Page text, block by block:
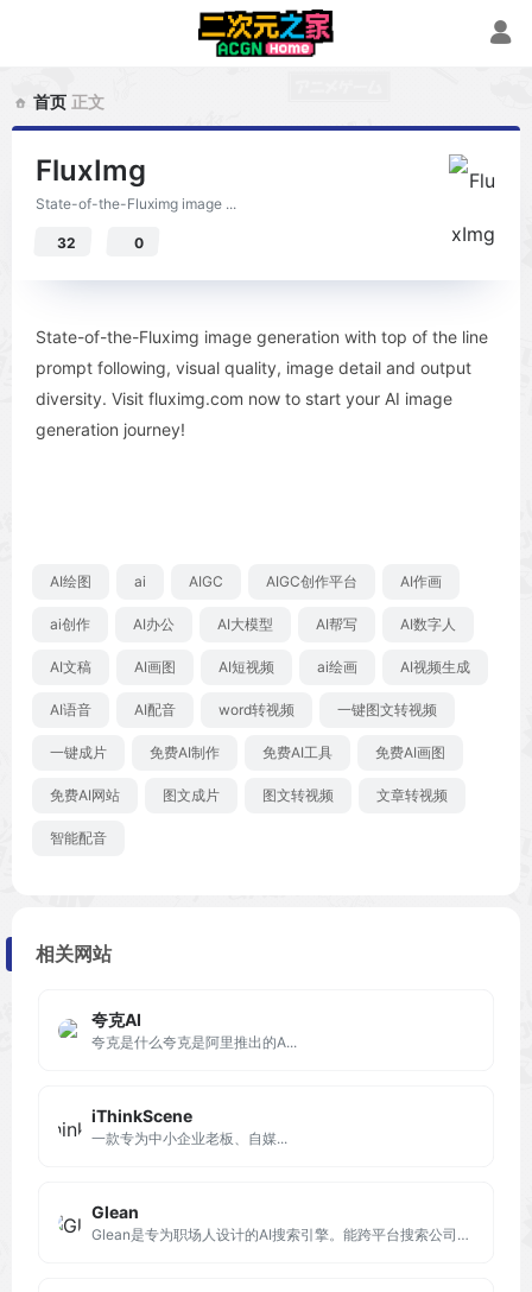
首页 正文
FluxImg
State-of-the-Fluximg image ...
32 0
State-of-the-Fluximg image generation with top of the line
prompt following, visual quality, image detail and output
diversity. Visit fluximg.com now to start your AI image
generation journey!
AI绘图 ai AIGC AIGC创作平台 AI作画
ai创作 AI办公 AI大模型 AI帮写 AI数字人
AI文稿 AI画图 AI短视频 ai绘画 AI视频生成
AI语音 AI配音 word转视频 一键图文转视频
一键成片 免费AI制作 免费AI工具 免费AI画图
免费AI网站 图文成片 图文转视频 文章转视频
智能配音
相关网站
夸克AI
夸克是什么夸克是阿里推出的A...
iThinkScene
一款专为中小企业老板、自媒...
Glean
Glean是专为职场人设计的AI搜索引擎。能跨平台搜索公司内部数据源，如Outlook、Office、Google Workspace和Salesforce等，快速定位文件和数据